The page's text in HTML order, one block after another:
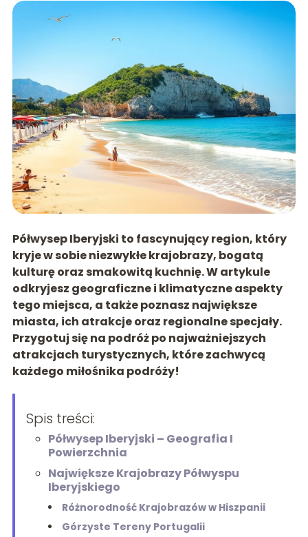
Półwysep Iberyjski to fascynujący region, który
kryje w sobie niezwykłe krajobrazy, bogatą
kulturę oraz smakowitą kuchnię. W artykule
odkryjesz geograficzne i klimatyczne aspekty
tego miejsca, a także poznasz największe
miasta, ich atrakcje oraz regionalne specjały.
Przygotuj się na podróż po najważniejszych
atrakcjach turystycznych, które zachwycą
każdego miłośnika podróży!
Spis treści:
Półwysep Iberyjski – Geografia I
Powierzchnia
Największe Krajobrazy Półwyspu
Iberyjskiego
Różnorodność Krajobrazów w Hiszpanii
Górzyste Tereny Portugalii